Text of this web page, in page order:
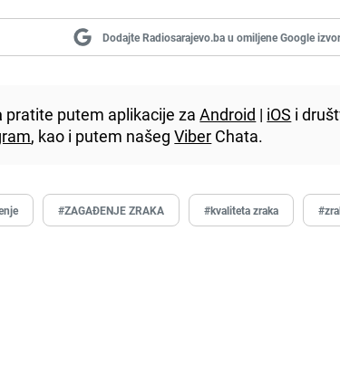
Dodajte Radiosarajevo.ba u omiljene Google
pratite putem aplikacije zaAndroid | iOS i
, kao i putem našegViber Chata.
#ZAGAĐENJE ZRAKA #kvaliteta zraka